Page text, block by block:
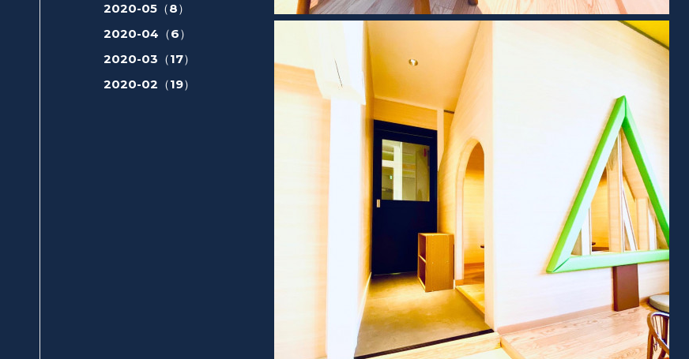
2020-05（8）
2020-04（6）
2020-03（17）
2020-02（19）